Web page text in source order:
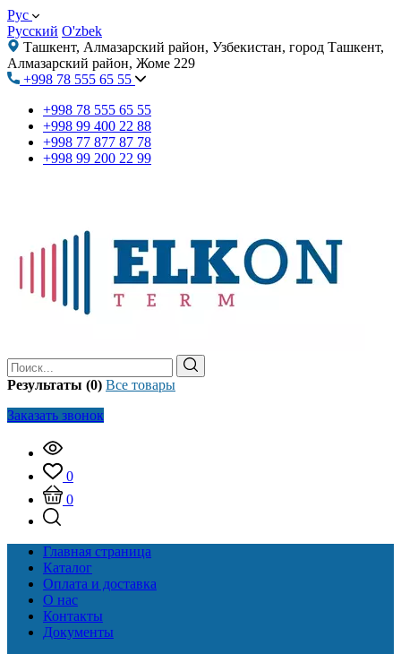
Рус
Русский O'zbek
Ташкент, Алмазарский район, Узбекистан, город Ташкент,
Алмазарский район, Жоме 229
+998 78 555 65 55
+998 78 555 65 55
+998 99 400 22 88
+998 77 877 87 78
+998 99 200 22 99
Результаты (0) Все товары
Заказать звонок
0
0
Главная страница
Каталог
Оплата и доставка
О нас
Контакты
Документы